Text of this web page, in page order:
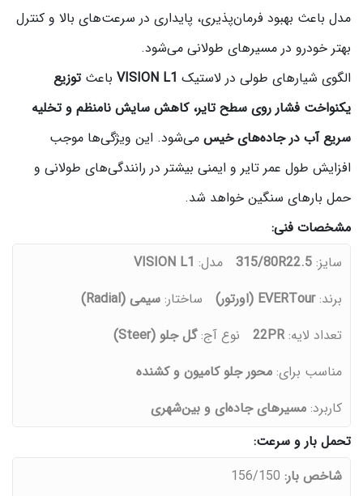
مدل باعث بهبود فرمان‌پذیری، پایداری در سرعت‌های بالا و کنترل
بهتر خودرو در مسیرهای طولانی می‌شود.
الگوی شیارهای طولی در لاستیک VISION L1 باعثتوزیع
یکنواخت فشار روی سطح تایر، کاهش سایش نامنظم و تخلیه
سریع آب در جاده‌های خیس می‌شود. این ویژگی‌ها موجب
افزایش طول عمر تایر و ایمنی بیشتر در رانندگی‌های طولانی و
حمل بارهای سنگین خواهد شد.
مشخصات فنی:
سایز: 315/80R22.5 مدل: VISION L1
برند:EVERTour (اورتور) ساختار:سیمی (Radial)
تعداد لایه:22PR نوع آج:گل جلو (Steer)
مناسب برای: محور جلو کامیون و کشنده
کاربرد: مسیرهای جاده‌ای و بین‌شهری
تحمل بار و سرعت:
شاخص بار: